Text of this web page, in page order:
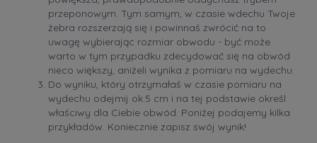
przeponowym. Tym samym, w czasie wdechu Twoje
żebra rozszerzają się i powinnaś zwrócić na to
uwagę wybierając rozmiar obwodu - być może
warto w tym przypadku zdecydować się na obwód
nieco większy, aniżeli wynika z pomiaru na wydechu.
Do wyniku, który otrzymałaś w czasie pomiaru na
wydechu odejmij ok.5 cm i na tej podstawie określ
właściwy dla Ciebie obwód. Poniżej podajemy kilka
przykładów. Koniecznie zapisz swój wynik!